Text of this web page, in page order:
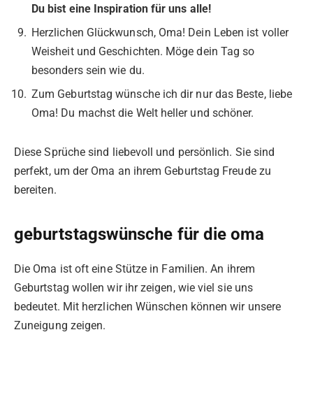
Du bist eine Inspiration für uns alle!
Herzlichen Glückwunsch, Oma! Dein Leben ist voller
Weisheit und Geschichten. Möge dein Tag so
besonders sein wie du.
Zum Geburtstag wünsche ich dir nur das Beste, liebe
Oma! Du machst die Welt heller und schöner.
Diese Sprüche sind liebevoll und persönlich. Sie sind
perfekt, um der Oma an ihrem Geburtstag Freude zu
bereiten.
geburtstagswünsche für die oma
Die Oma ist oft eine Stütze in Familien. An ihrem
Geburtstag wollen wir ihr zeigen, wie viel sie uns
bedeutet. Mit herzlichen Wünschen können wir unsere
Zuneigung zeigen.